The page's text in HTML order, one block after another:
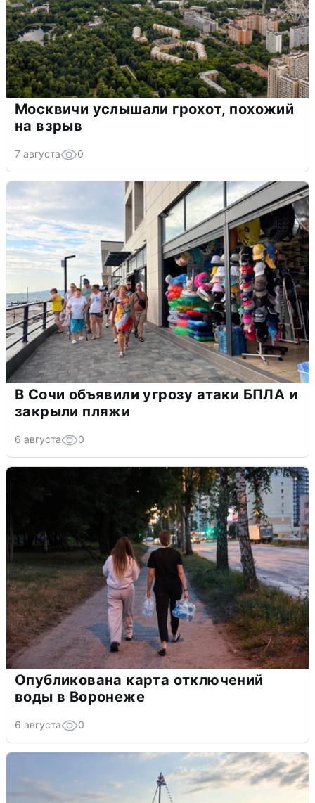
Москвичи услышали грохот, похожий
на взрыв
7 августа 0
В Сочи объявили угрозу атаки БПЛА и
закрыли пляжи
6 августа 0
Опубликована карта отключений
воды в Воронеже
6 августа 0